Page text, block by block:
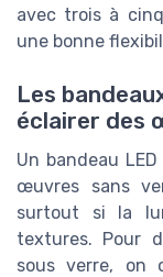
avec trois à
une bonne
Les
éclairer des
Un bandeau
œuvres sans
surtout si la
textures. Pour
sous verre, on